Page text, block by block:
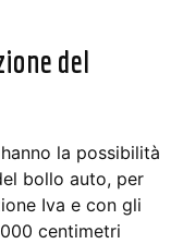
del
la possibilità
bollo auto, per
Iva e con gli
centimetri